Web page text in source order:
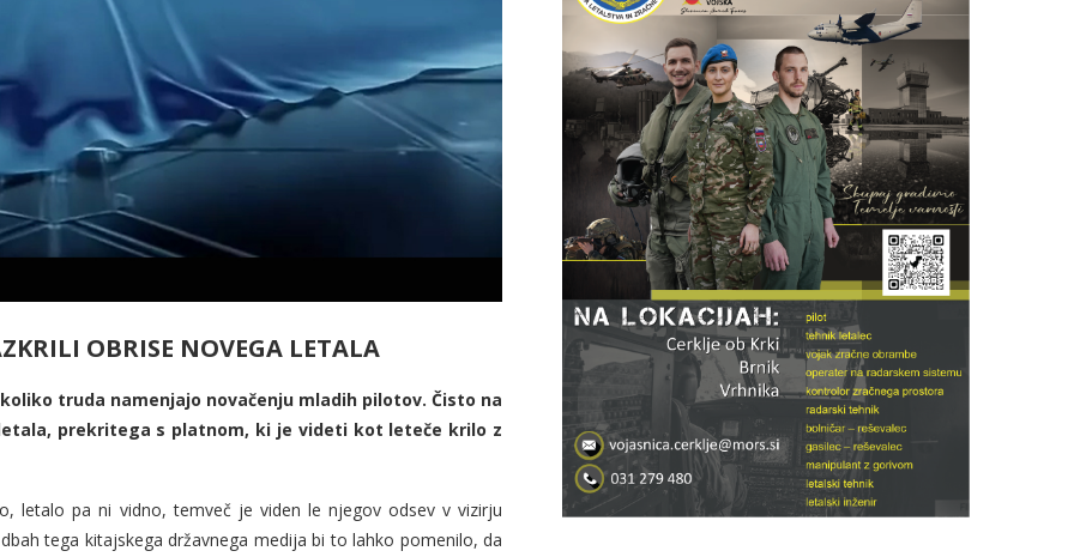
OBRISE NOVEGA LETALA
truda namenjajo novačenju mladih pilotov. Čisto na
prekritega s platnom, ki je videti kot leteče krilo z
letalo pa ni vidno, temveč je viden le njegov odsev v vizirju
tega kitajskega državnega medija bi to lahko pomenilo, da